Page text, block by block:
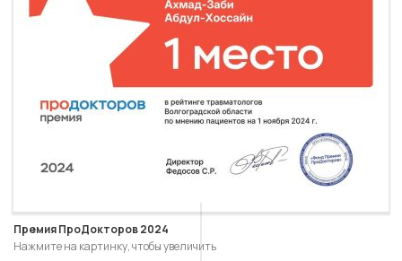
Премия ПроДокторов 2024
Нажмите на картинку, чтобы увеличить